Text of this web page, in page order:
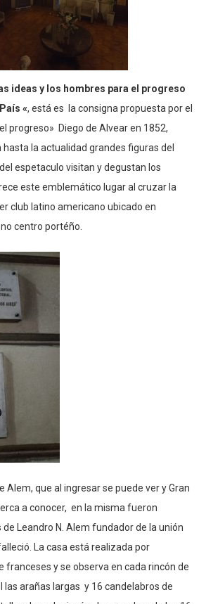
ideas y los hombres para el progreso
«, está es la consigna propuesta por el
progreso» Diego de Alvear en 1852,
la actualidad grandes figuras del
espetaculo visitan y degustan los
este emblemático lugar al cruzar la
club latino americano ubicado en
centro portéño.
Alem, que al ingresar se puede ver y Gran
a conocer, en la misma fueron
Leandro N. Alem fundador de la unión
La casa está realizada por
y se observa en cada rincón de
las arañas largas y 16 candelabros de